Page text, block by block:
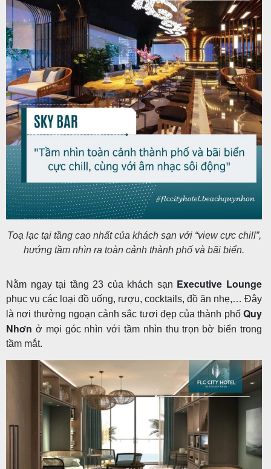
Toạ lạc tại tầng cao nhất của khách sạn với “view cực chill”,
hướng tầm nhìn ra toàn cảnh thành phố và bãi biển.
Nằm ngay tại tầng 23 của khách sạn Executive Lounge
phục vụ các loại đồ uống, rượu, cocktails, đồ ăn nhẹ,… Đây
là nơi thưởng ngoạn cảnh sắc tươi đẹp của thành phố Quy
Nhơn ở mọi góc nhìn với tầm nhìn thu trọn bờ biển trong
tầm mắt.